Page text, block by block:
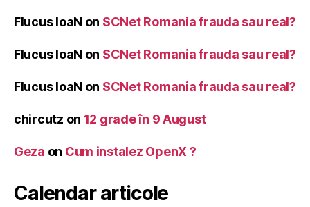
Flucus IoaN on SCNet Romania frauda sau real?
Flucus IoaN on SCNet Romania frauda sau real?
Flucus IoaN on SCNet Romania frauda sau real?
chircutz on 12 grade în 9 August
Geza on Cum instalez OpenX ?
Calendar articole